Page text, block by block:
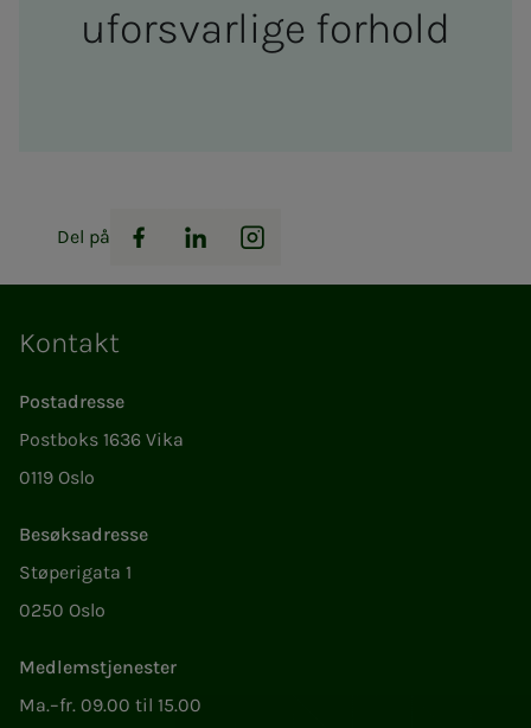
ufor­svar­­­li­­­ge for­hold
Del på
Facebook
LinkedInInstagram
Kontakt
Postadresse
Postboks 1636 Vika
0119 Oslo
Besøksadresse
Støperigata 1
0250 Oslo
Medlemstjenester
Ma.–fr. 09.00 til 15.00